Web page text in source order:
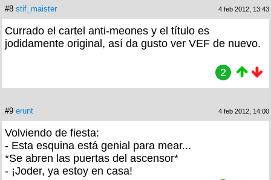
#8 stif_maister 4 feb 2012, 13:43
Currado el cartel anti-meones y el título es
jodidamente original, así da gusto ver VEF de nuevo.
2
#9 erunt 4 feb 2012, 14:00
Volviendo de fiesta:
- Esta esquina está genial para mear...
*Se abren las puertas del ascensor*
- ¡Joder, ya estoy en casa!